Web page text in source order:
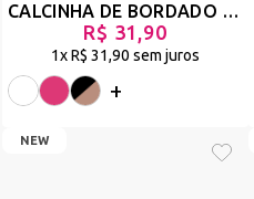
CALCINHA DE BORDADO COM FRENTE ABERTA E BUMBUM EM TULE - MONTHAL
R$ 31,90
1xR$ 31,90 sem juros
+
NEW